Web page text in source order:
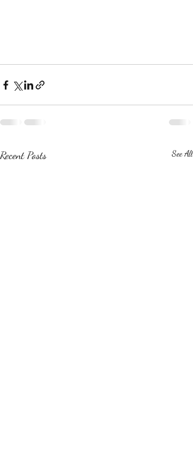
Recent Posts See All